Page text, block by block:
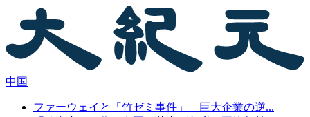
中国
ファーウェイと「竹ゼミ事件」 巨大企業の逆...